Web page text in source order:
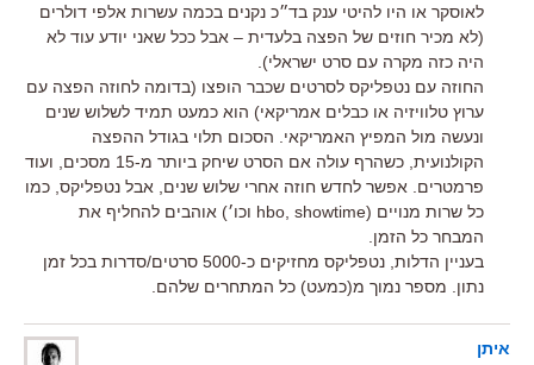
לאוסקר או היו להיטי ענק בד״כ נקנים בכמה עשרות אלפי דולרים
(לא מכיר חוזים של הפצה בלעדית – אבל ככל שאני יודע עוד לא
היה כזה מקרה עם סרט ישראלי).
החוזה עם נטפליקס לסרטים שכבר הופצו (בדומה לחוזה הפצה עם
ערוץ טלוויזיה או כבלים אמריקאי) הוא כמעט תמיד לשלוש שנים
ונעשה מול המפיץ האמריקאי. הסכום תלוי בגודל ההפצה
הקולנועית, כשהרף עולה אם הסרט שיחק ביותר מ-15 מסכים, ועוד
פרמטרים. אפשר לחדש חוזה אחרי שלוש שנים, אבל נטפליקס, כמו
כל שרות מנויים (hbo, showtime וכו׳) אוהבים להחליף את
המבחר כל הזמן.
בעניין הדלות, נטפליקס מחזיקים כ-5000 סרטים/סדרות בכל זמן
נתון. מספר נמוך מ(כמעט) כל המתחרים שלהם.
איתן